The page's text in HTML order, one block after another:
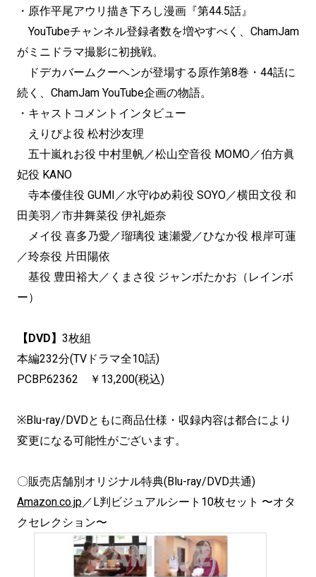
・原作平尾アウリ描き下ろし漫画『第44.5話』
YouTubeチャンネル登録者数を増やすべく、ChamJam
がミニドラマ撮影に初挑戦。
ドデカバームクーヘンが登場する原作第8巻・44話に
続く、ChamJam YouTube企画の物語。
・キャストコメントインタビュー
えりぴよ役 松村沙友理
五十嵐れお役 中村里帆／松山空音役 MOMO／伯方眞
妃役 KANO
寺本優佳役 GUMI／水守ゆめ莉役 SOYO／横田文役 和
田美羽／市井舞菜役 伊礼姫奈
メイ役 喜多乃愛／瑠璃役 速瀬愛／ひなか役 根岸可蓮
／玲奈役 片田陽依
基役 豊田裕大／くまさ役 ジャンボたかお（レインボ
ー）
【DVD】 3枚組
本編232分(TVドラマ全10話)
PCBP.62362 ￥13,200(税込)
※Blu-ray/DVDともに商品仕様・収録内容は都合により
変更になる可能性がございます。
〇販売店舗別オリジナル特典(Blu-ray/DVD共通)
Amazon.co.jp／L判ビジュアルシート10枚セット 〜オタ
クセレクション〜